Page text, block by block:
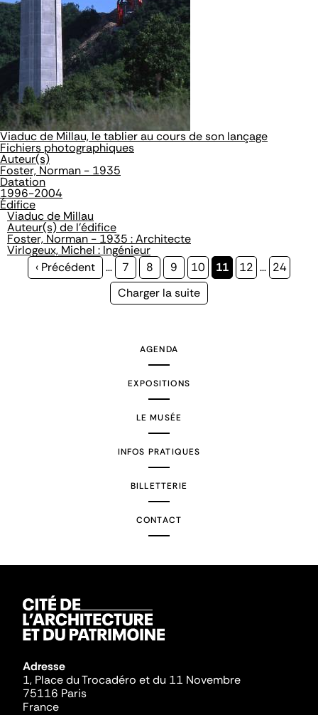
Viaduc de Millau, le tablier au cours de son lançage
Fichiers photographiques
Auteur(s)
Foster, Norman - 1935
Datation
1996-2004
Édifice
Viaduc de Millau
Auteur(s) de l'édifice
Foster, Norman - 1935 : Architecte
Virlogeux, Michel : Ingénieur
Page
‹ Précédent … Page
7 Page
8 Page
9 Page
10
Page
11 Page
12 … Page
24
Page
Charger la suite
AGENDA
EXPOSITIONS
LE MUSÉE
INFOS PRATIQUES
BILLETTERIE
CONTACT
Adresse
1, Place du Trocadéro et du 11 Novembre
75116 Paris
France